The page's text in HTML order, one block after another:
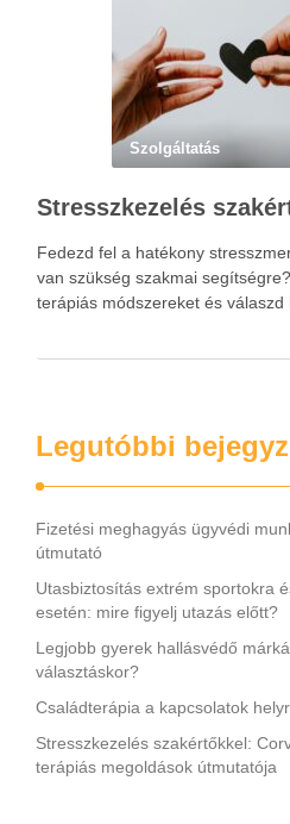
Szolgáltatás
Fedezd fel a hatékony
van szükség szakmai
terápiás módszereket és válaszd
Legutóbbi
Fizetési meghagyás ügyvédi
útmutató
Utasbiztosítás extrém sportokra
esetén: mire figyelj utazás előtt?
Legjobb gyerek hallásvédő
választáskor?
Családterápia a kapcsolatok
Stresszkezelés szakértőkkel:
terápiás megoldások útmutatója